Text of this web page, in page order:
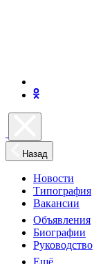
Назад
Новости
Типография
Вакансии
Объявления
Биографии
Руководство
Ещё